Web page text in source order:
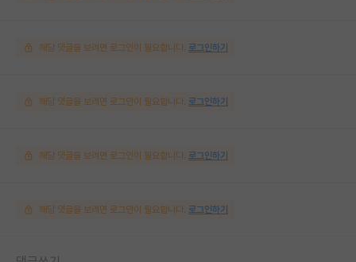
해당 댓글을 보려면 로그인이 필요합니다. 로그인하기
해당 댓글을 보려면 로그인이 필요합니다. 로그인하기
해당 댓글을 보려면 로그인이 필요합니다. 로그인하기
해당 댓글을 보려면 로그인이 필요합니다. 로그인하기